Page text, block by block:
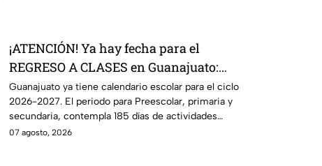
¡ATENCIÓN! Ya hay fecha para el
REGRESO A CLASES en Guanajuato:
esto marca el calendario 2026-2027
Guanajuato ya tiene calendario escolar para el ciclo
2026-2027. El periodo para Preescolar, primaria y
secundaria, contempla 185 días de actividades
escolares.
07 agosto, 2026